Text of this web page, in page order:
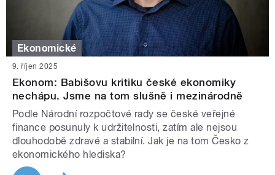
Ekonomické
9. říjen 2025
Ekonom: Babišovu kritiku české ekonomiky
nechápu. Jsme na tom slušně i mezinárodně
Podle Národní rozpočtové rady se české veřejné
finance posunuly k udržitelnosti, zatím ale nejsou
dlouhodobě zdravé a stabilní. Jak je na tom Česko z
ekonomického hlediska?